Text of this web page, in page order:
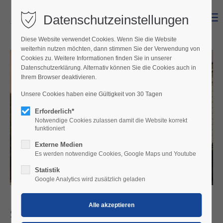
Menu
Schloss Halbturn – bedeutendster
Datenschutzeinstellungen
Diese Website verwendet Cookies. Wenn Sie die Website
weiterhin nutzen möchten, dann stimmen Sie der Verwendung von
Cookies zu. Weitere Informationen finden Sie in unserer
Datenschutzerklärung. Alternativ können Sie die Cookies auch in
Ihrem Browser deaktivieren.
Unsere Cookies haben eine Gültigkeit von 30 Tagen
Erforderlich*
Notwendige Cookies zulassen damit die Website korrekt
funktioniert
Externe Medien
Es werden notwendige Cookies, Google Maps und Youtube
Statistik
Google Analytics wird zusätzlich geladen